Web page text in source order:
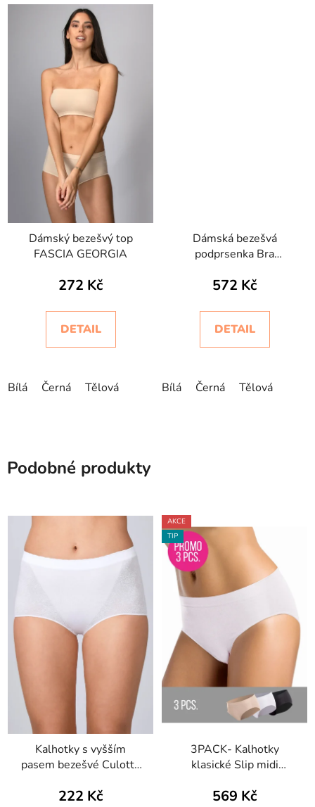
Dámský bezešvý top
FASCIA GEORGIA
272 Kč
DETAIL
Bílá Černá Tělová
Dámská bezešvá
podprsenka Bra
Intimidea
572 Kč
DETAIL
Bílá Černá Tělová
Podobné produkty
Kalhotky s vyšším
pasem bezešvé Culotte
Intimidea
222 Kč
AKCE
TIP
3PACK- Kalhotky
klasické Slip midi
569 Kč